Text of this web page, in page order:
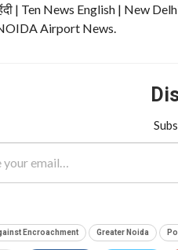
| Ten News English | New
Airport News.
Encroachment Greater Noida